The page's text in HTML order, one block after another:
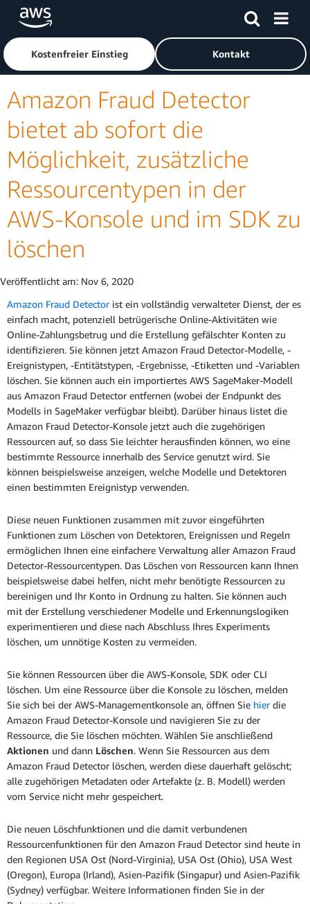
Überspringen zum Hauptinhalt
Klicken Sie hier, um zur Amazon Web Services-Startseite
Kostenfreier Einstieg Kontakt
Amazon Fraud Detector
bietet ab sofort die
Möglichkeit, zusätzliche
Ressourcentypen in der
AWS-Konsole und im SDK zu
löschen
Veröffentlicht am: Nov 6, 2020
Amazon Fraud Detectorist ein vollständig verwalteter Dienst, der es
einfach macht, potenziell betrügerische Online-Aktivitäten wie
Online-Zahlungsbetrug und die Erstellung gefälschter Konten zu
identifizieren. Sie können jetzt Amazon Fraud Detector-Modelle, -
Ereignistypen, -Entitätstypen, -Ergebnisse, -Etiketten und -Variablen
löschen. Sie können auch ein importiertes AWS SageMaker-Modell
aus Amazon Fraud Detector entfernen (wobei der Endpunkt des
Modells in SageMaker verfügbar bleibt). Darüber hinaus listet die
Amazon Fraud Detector-Konsole jetzt auch die zugehörigen
Ressourcen auf, so dass Sie leichter herausfinden können, wo eine
bestimmte Ressource innerhalb des Service genutzt wird. Sie
können beispielsweise anzeigen, welche Modelle und Detektoren
einen bestimmten Ereignistyp verwenden.
Diese neuen Funktionen zusammen mit zuvor eingeführten
Funktionen zum Löschen von Detektoren, Ereignissen und Regeln
ermöglichen Ihnen eine einfachere Verwaltung aller Amazon Fraud
Detector-Ressourcentypen. Das Löschen von Ressourcen kann Ihnen
beispielsweise dabei helfen, nicht mehr benötigte Ressourcen zu
bereinigen und Ihr Konto in Ordnung zu halten. Sie können auch
mit der Erstellung verschiedener Modelle und Erkennungslogiken
experimentieren und diese nach Abschluss Ihres Experiments
löschen, um unnötige Kosten zu vermeiden.
Sie können Ressourcen über die AWS-Konsole, SDK oder CLI
löschen. Um eine Ressource über die Konsole zu löschen, melden
Sie sich bei der AWS-Managementkonsole an, öffnen Sie hierdie
Amazon Fraud Detector-Konsole und navigieren Sie zu der
Ressource, die Sie löschen möchten. Wählen Sie anschließend
Aktionen und dann Löschen. Wenn Sie Ressourcen aus dem
Amazon Fraud Detector löschen, werden diese dauerhaft gelöscht;
alle zugehörigen Metadaten oder Artefakte (z. B. Modell) werden
vom Service nicht mehr gespeichert.
Die neuen Löschfunktionen und die damit verbundenen
Ressourcenfunktionen für den Amazon Fraud Detector sind heute in
den Regionen USA Ost (Nord-Virginia), USA Ost (Ohio), USA West
(Oregon), Europa (Irland), Asien-Pazifik (Singapur) und Asien-Pazifik
(Sydney) verfügbar. Weitere Informationen finden Sie in der